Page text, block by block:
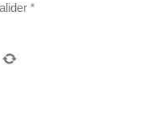
*